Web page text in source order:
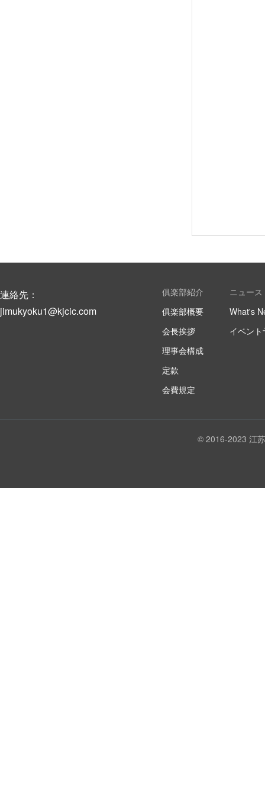
連絡先：
jimukyoku1@kjcic.com
俱楽部紹介
俱楽部概要
会長挨拶
理事会構成
定款
会費規定
ニュース
What's
イベン
© 2016-2023 江